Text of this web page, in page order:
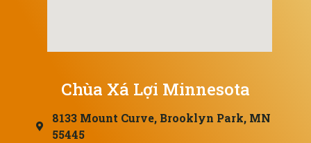
Chùa Xá Lợi Minnesota
8133 Mount Curve, Brooklyn Park, MN
55445